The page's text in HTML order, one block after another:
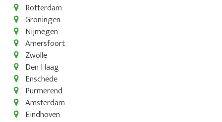
Rotterdam
Groningen
Nijmegen
Amersfoort
Zwolle
Den Haag
Enschede
Purmerend
Amsterdam
Eindhoven